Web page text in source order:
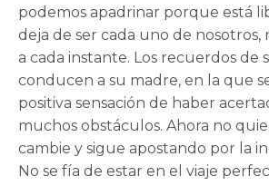
podemos apadrinar porque está
deja de ser cada uno de nosotros,
a cada instante. Los recuerdos de
conducen a su madre, en la que
positiva sensación de haber
muchos obstáculos. Ahora no
cambie y sigue apostando por la
No se fía de estar en el viaje